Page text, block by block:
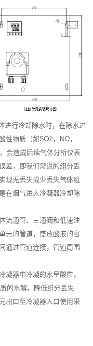
进行冷却除水时，在除水过
物质（如SO2，NO，
会造成后续气体分析仪表
差，即我们常说的组分丢
现无丢失或少丢失气体组
在烟气进入冷凝器冷却除
流通管、三通阀和低速注
元的管道，盛放酸液的容
通过管道连接，管道周围
凝器中冷凝的水呈酸性，
的水解，降低组分丢失
出口至冷凝器入口使用采